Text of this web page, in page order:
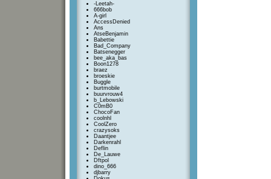
-Leetah-
666bob
A-girl
AccessDenied
Ans
AtseBenjamin
Babettie
Bad_Company
Batsenegger
bee_aka_bas
Boon1278
braez
broeskie
Buggle
burtmobile
buurvrouw4
b_Lebowski
C0mB0
ChocoFan
coolnhl
CoolZero
crazysoks
Daantjee
Darkenrahl
Deflin
De_Lauwe
Dftpol
dino_666
djbarry